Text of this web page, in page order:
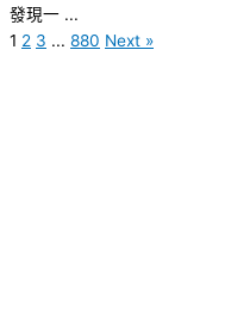
發現一 ...
1 2 3 ... 880 Next »